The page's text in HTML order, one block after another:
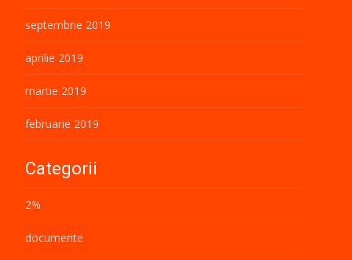
septembrie 2019
aprilie 2019
martie 2019
februarie 2019
Categorii
2%
documente